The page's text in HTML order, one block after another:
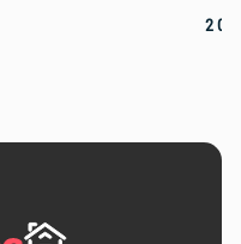
2 000